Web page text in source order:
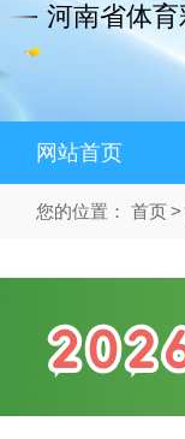
河南省体
网站首页
您的位置： 首页